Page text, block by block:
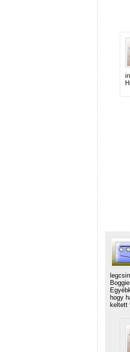
hogy
keltett